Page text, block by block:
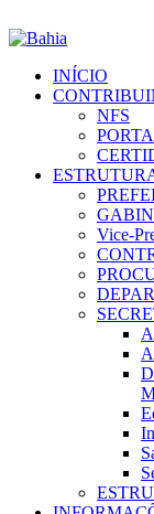
INÍCIO
NFS
Vice-